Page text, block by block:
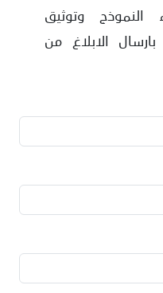
وتوثيق
الابلاغ من